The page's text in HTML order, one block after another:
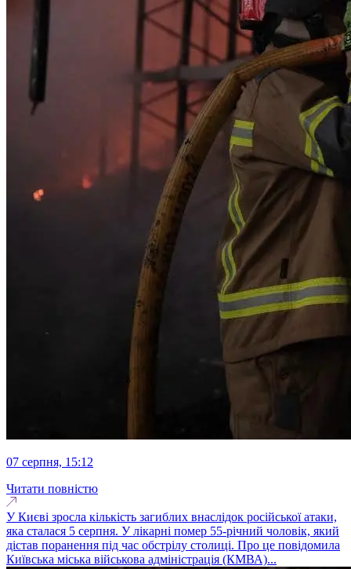
07 серпня, 15:12
Читати повністю
У Києві зросла кількість загиблих внаслідок російської атаки,
яка сталася 5 серпня. У лікарні помер 55-річний чоловік, який
дістав поранення під час обстрілу столиці. Про це повідомила
Київська міська військова адміністрація (КМВА)...